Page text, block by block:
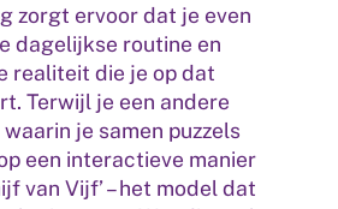
zorgt ervoor dat je even
dagelijkse routine en
realiteit die je op dat
Terwijl je een andere
je samen puzzels
een interactieve manier
van Vijf’ – het model dat